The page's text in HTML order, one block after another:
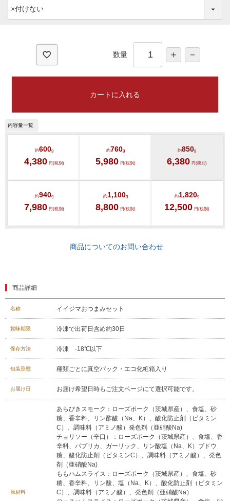
029-254-2441
受付：9:00～17:30(日曜日を除く)
お問合せフォーム
必
数量
カートに入れる
約600g
4,380 円(税別)
約760g
5,980 円(税別)
約850g
6,380 円(税別)
約940g
7,980 円(税別)
約1,100g
8,800 円(税別)
約1,820g
12,500 円(税別)
商品についてのお問い合わせ
商品詳細
名称 イイジマおつまみセット
賞味期限 冷凍で出荷日含め約30日
保存方法 冷凍 -18℃以下
包装形態 種類ごとに真空パック・エコ化粧箱入り
お届け日 お届け希望日時もご注文ページにて選択可能です。
原材料
あらびきスモーク：ローズポーク（茨城県産）、食塩、砂
糖、香辛料、リン酢酸（Na、K）、酸化防止剤（ビタミン
C）、調味料（アミノ酸）発色剤（亜硝酸Na)
チョリソー（辛口）：ローズポーク（茨城県産）、食塩、香
辛料、パプリカ、ガーリック、リン酸塩（Na、K）ブドウ
糖、酸化防止剤（ビタミンC）、調味料（アミノ酸）、発色
剤（亜硝酸Na)
ももハムスライス：ローズポーク（茨城県産）、食塩、砂
糖、香辛料、リン酸、塩（Na、K）、酸化防止剤（ビタミン
C）、調味料（アミノ酸）、発色剤（亜硝酸Na）